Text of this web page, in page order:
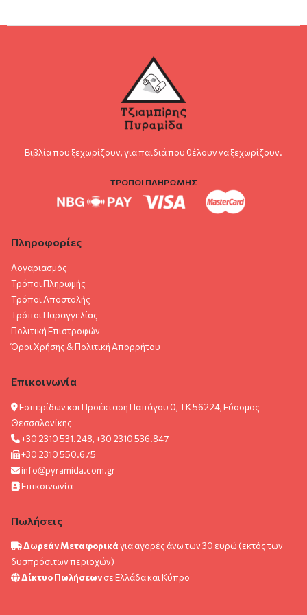
Βιβλία που ξεχωρίζουν, για παιδιά που θέλουν να ξεχωρίζουν.
ΤΡΟΠΟΙ ΠΛΗΡΩΜΗΣ
Πληροφορίες
Λογαριασμός
Τρόποι Πληρωμής
Τρόποι Αποστολής
Τρόποι Παραγγελίας
Πολιτική Επιστροφών
Όροι Χρήσης & Πολιτική Aπορρήτου
Επικοινωνία
Εσπερίδων και Προέκταση Παπάγου 0, ΤΚ 56224, Εύοσμος
Θεσσαλονίκης
+30 2310 531.248, +30 2310 536.847
+30 2310 550.675
info@pyramida.com.gr
Επικοινωνία
Πωλήσεις
Δωρεάν Μεταφορικάγια αγορές άνω των 30 ευρώ (εκτός των
δυσπρόσιτων περιοχών)
Δίκτυο Πωλήσεωνσε Ελλάδα και Κύπρο